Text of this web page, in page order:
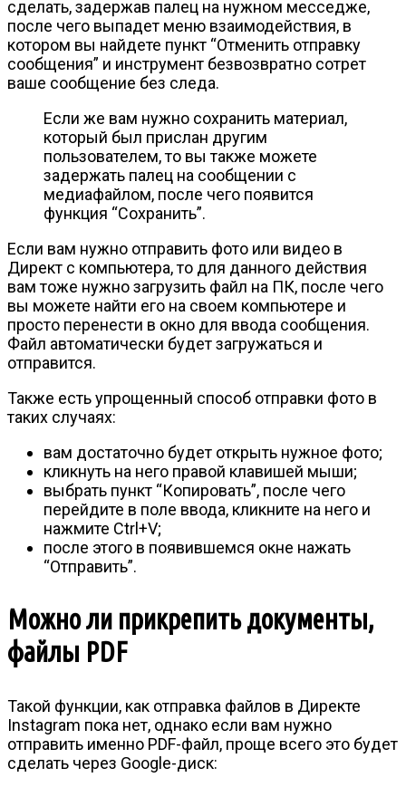
сделать, задержав палец на нужном месседже,
после чего выпадет меню взаимодействия, в
котором вы найдете пункт “Отменить отправку
сообщения” и инструмент безвозвратно сотрет
ваше сообщение без следа.
Если же вам нужно сохранить материал,
который был прислан другим
пользователем, то вы также можете
задержать палец на сообщении с
медиафайлом, после чего появится
функция “Сохранить”.
Если вам нужно отправить фото или видео в
Директ с компьютера, то для данного действия
вам тоже нужно загрузить файл на ПК, после чего
вы можете найти его на своем компьютере и
просто перенести в окно для ввода сообщения.
Файл автоматически будет загружаться и
отправится.
Также есть упрощенный способ отправки фото в
таких случаях:
вам достаточно будет открыть нужное фото;
кликнуть на него правой клавишей мыши;
выбрать пункт “Копировать”, после чего
перейдите в поле ввода, кликните на него и
нажмите Ctrl+V;
после этого в появившемся окне нажать
“Отправить”.
Можно ли прикрепить документы,
файлы PDF
Такой функции, как отправка файлов в Директе
Instagram пока нет, однако если вам нужно
отправить именно PDF-файл, проще всего это будет
сделать через Google-диск: